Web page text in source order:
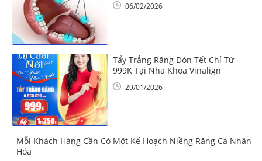
06/02/2026
Tẩy Trắng Răng Đón Tết Chỉ Từ
999K Tại Nha Khoa Vinalign
29/01/2026
Mỗi Khách Hàng Cần Có Một Kế Hoạch Niềng Răng Cá Nhân
Hóa